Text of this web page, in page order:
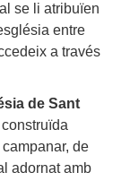
se li atribuïen
entre
a través
de Sant
de
adornat amb